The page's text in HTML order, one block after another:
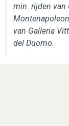
min. rijden van
van Galleria
del Duomo.